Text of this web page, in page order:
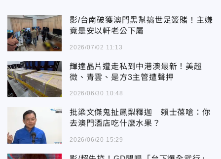
影/台南破獲澳門黑幫搞世足簽賭！主嫌
竟是安以軒老公下屬
2026/07/02 11:13
輝達晶片遭走私到中港澳最新！美超
微、青雲、是方3主管遭聲押
2026/06/30 10:48
批梁文傑鬼扯鳳梨釋迦 賴士葆嗆：你
去澳門酒店吃什麼水果？
2026/06/20 15:29